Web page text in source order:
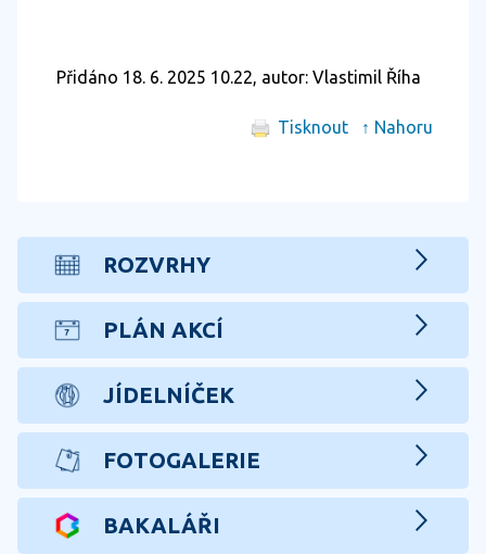
Přidáno 18. 6. 2025 10.22, autor: Vlastimil Říha
Tisknout ↑ Nahoru
ROZVRHY
PLÁN AKCÍ
JÍDELNÍČEK
FOTOGALERIE
BAKALÁŘI